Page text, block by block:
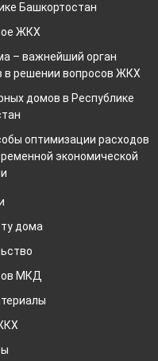
Башкортостан
ЖКХ
– важнейший орган
в решении вопросов ЖКХ
домов в Республике
оптимизации расходов
экономической
дома
МКД